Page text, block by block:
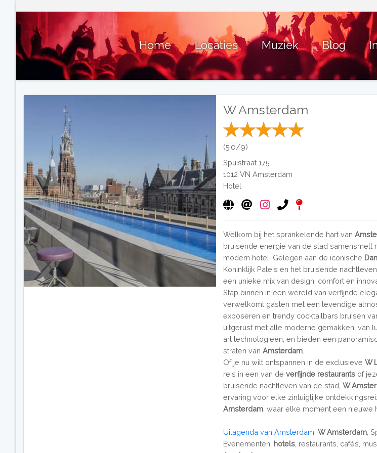
Home Locaties Muziek Blog
W Amsterdam
(5.0/9)
Spuistraat 175
1012 VNAmsterdam
Hotel
Welkom bij het sprankelende hart van
bruisende energie van de stad samensmelt
modern hotel. Gelegen aan de iconische
Koninklijk Paleis en het bruisende
een unieke mix van design, comfort en
Stap binnen in een wereld van verfijnde
verwelkomt gasten met een levendige
exposeren en trendy cocktailbars bruisen
uitgerust met alle moderne gemakken, van
art technologieën, en bieden een
straten vanAmsterdam
Of je nu wilt ontspannen in de exclusieveW
reis in een van deverfijnde restaurants of
bruisende nachtleven van de stad,W
ervaring voor elke zintuiglijke
Amsterdam , waar elke moment een nieuwe
Uitagenda van Amsterdam: W Amsterdam ,
Evenementen, hotels , restaurants, cafés,